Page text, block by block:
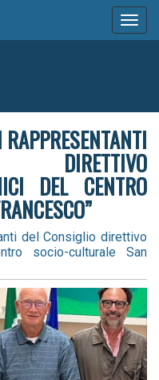
DIRETTIVO
DEL CENTRO
del Consiglio direttivo
socio-culturale San